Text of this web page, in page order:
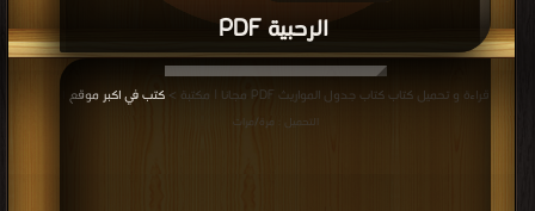
الرحبية PDF
مكتبة >كتب في حمل مجانا | التحميل : مرة/مرات قراءة و تحميل كتاب كتاب جدول المواريث PDF مجانا | مكتبة > كتب في اكبر موقع
التحميل : مرة/مرات